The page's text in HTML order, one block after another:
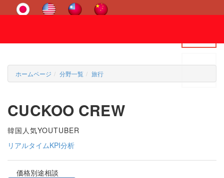
ホームページ 分野一覧 旅行
CUCKOO CREW
韓国人気YOUTUBER
リアルタイムKPI分析
価格別途相談